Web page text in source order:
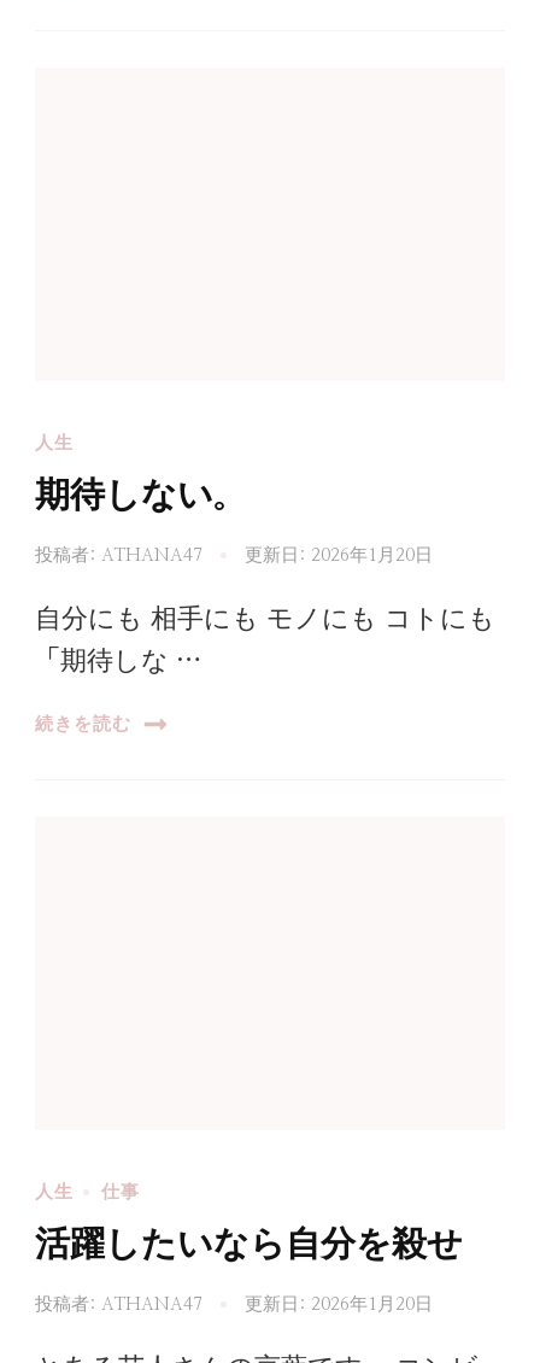
人生
期待しない。
投稿者: ATHANA47 更新日: 2026年1月20日
自分にも 相手にも モノにも コトにも
「期待しな …
続きを読む
人生 仕事
活躍したいなら自分を殺せ
投稿者: ATHANA47 更新日: 2026年1月20日